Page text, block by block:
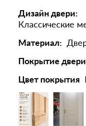
Дизайн двери:
Классические
Материал:
Покрытие
Цвет покрытия